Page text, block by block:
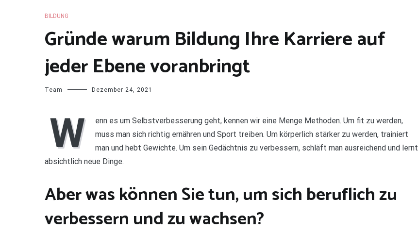
BILDUNG
Gründe warum Bildung Ihre Karriere auf
jeder Ebene voranbringt
Team Dezember 24, 2021
W
enn es um Selbstverbesserung geht, kennen wir eine Menge Methoden. Um fit zu werden,
muss man sich richtig ernähren und Sport treiben. Um körperlich stärker zu werden, trainiert
man und hebt Gewichte. Um sein Gedächtnis zu verbessern, schläft man ausreichend und lernt
absichtlich neue Dinge.
Aber was können Sie tun, um sich beruflich zu
verbessern und zu wachsen?